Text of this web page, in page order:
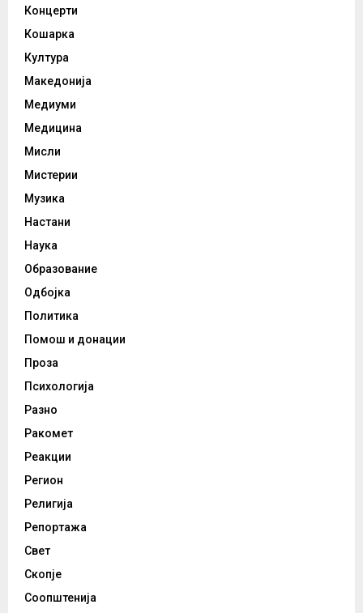
Концерти
Кошарка
Култура
Македонија
Медиуми
Медицина
Мисли
Мистерии
Музика
Настани
Наука
Образование
Одбојка
Политика
Помош и донации
Проза
Психологија
Разно
Ракомет
Реакции
Регион
Религија
Репортажа
Свет
Скопје
Соопштенија